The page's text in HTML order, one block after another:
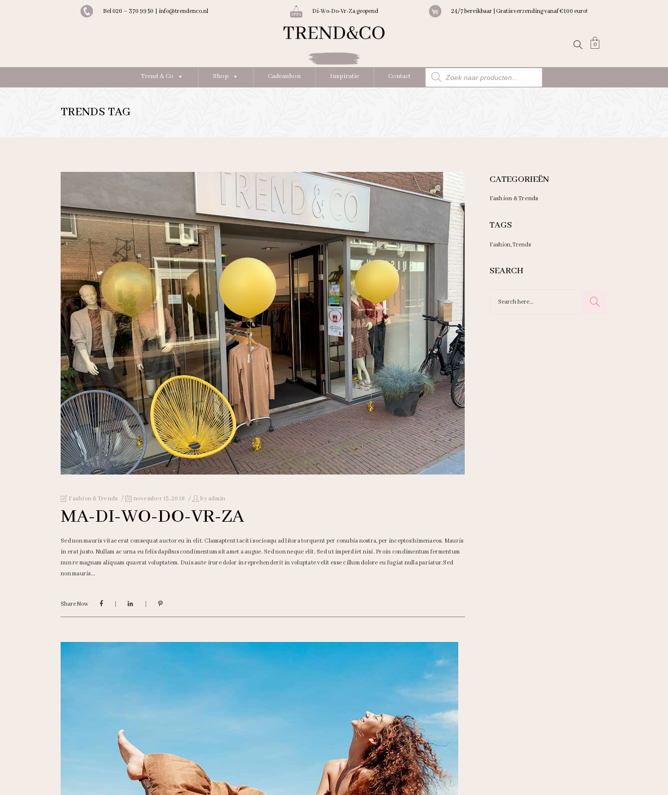
Bel 026 – 370 99 50 info@trendenco.nl Di-Wo-Do-Vr-Za geopend 24/7 bereikbaar | Gratis verzending vanaf €100 euro!
0
Trend & Co Shop Cadeaubon Inspiratie Contact
Producten
zoeken
TRENDS TAG
Fashion & Trends november 15, 2018 by admin
MA-DI-WO-DO-VR-ZA
Sed non mauris vitae erat consequat auctor eu in elit. Classaptent taciti sociosqu ad litora torquent per conubia nostra, per inceptos himenaeos. Mauris
in erat justo. Nullam ac urna eu felis dapibus condimentum sit amet a augue. Sed non neque elit. Sed ut imperdiet nisi. Proin condimentum fermentum
nun re magnam aliquam quaerat voluptatem. Duis aute irure dolor in reprehenderit in voluptate velit esse cillum dolore eu fugiat nulla pariatur.Sed
non mauris
Share Now
CATEGORIEËN
Fashion & Trends
TAGS
Fashion Trends
SEARCH